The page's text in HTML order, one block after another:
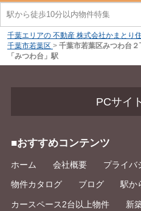
駅から徒歩10分以内物件特集
千葉エリアの 不動産 株式会社かまとり
千葉市若葉区 > 千葉市若葉区みつわ台
「みつわ台」駅
PCサイ
■おすすめコンテンツ
ホーム 会社概要 プライバ
物件カタログ ブログ 駅か
カースペース2台以上物件 新